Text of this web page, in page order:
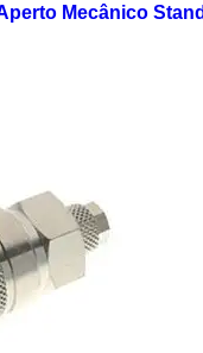
Mecânico